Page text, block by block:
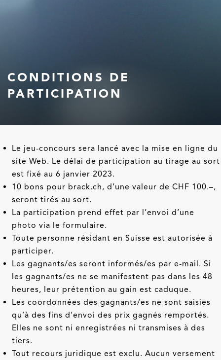
CONDITIONS DE
PARTICIPATION
Le jeu-concours sera lancé avec la mise en ligne du
site Web. Le délai de participation au tirage au sort
est fixé au 6 janvier 2023.
10 bons pour brack.ch, d’une valeur de CHF 100.–,
seront tirés au sort.
La participation prend effet par l’envoi d’une
photo via le formulaire.
Toute personne résidant en Suisse est autorisée à
participer.
Les gagnants/es seront informés/es par e-mail. Si
les gagnants/es ne se manifestent pas dans les 48
heures, leur prétention au gain est caduque.
Les coordonnées des gagnants/es ne sont saisies
qu’à des fins d’envoi des prix gagnés remportés.
Elles ne sont ni enregistrées ni transmises à des
tiers.
Tout recours juridique est exclu. Aucun versement